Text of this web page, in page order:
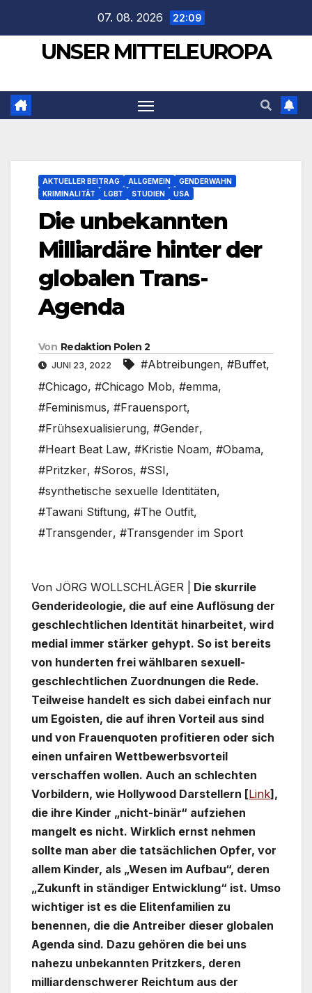
springen
07. 08. 2026 22:09
UNSER MITTELEUROPA
AKTUELLER BEITRAG ALLGEMEIN
GENDERWAHN
KRIMINALITÄT
LGBT STUDIEN USA
Die unbekannten
Milliardäre hinter der
globalen Trans-
Agenda
Von Redaktion Polen 2
JUNI 23, 2022 #Abtreibungen, #Buffet,
#Chicago, #Chicago Mob, #emma,
#Feminismus, #Frauensport,
#Frühsexualisierung, #Gender,
#Heart Beat Law, #Kristie Noam, #Obama,
#Pritzker, #Soros, #SSI,
#synthetische sexuelle Identitäten,
#Tawani Stiftung, #The Outfit,
#Transgender, #Transgender im Sport
Von JÖRG WOLLSCHLÄGER |
Die skurrile
Genderideologie, die auf eine Auflösung der
geschlechtlichen Identität hinarbeitet, wird
medial immer stärker gehypt. So ist bereits
von hunderten frei wählbaren sexuell-
geschlechtlichen Zuordnungen die Rede.
Teilweise handelt es sich dabei einfach nur
um Egoisten, die auf ihren Vorteil aus sind
und von Frauenquoten profitieren oder sich
einen unfairen Wettbewerbsvorteil
verschaffen wollen. Auch an schlechten
Vorbildern, wie Hollywood Darstellern [Link],
die ihre Kinder „nicht-binär“ aufziehen
mangelt es nicht. Wirklich ernst nehmen
sollte man aber die tatsächlichen Opfer, vor
allem Kinder, als „Wesen im Aufbau“, deren
„Zukunft in ständiger Entwicklung“ ist. Umso
wichtiger ist es die Elitenfamilien zu
benennen, die die Antreiber dieser globalen
Agenda sind. Dazu gehören die bei uns
nahezu unbekannten Pritzkers, deren
milliardenschwerer Reichtum aus der